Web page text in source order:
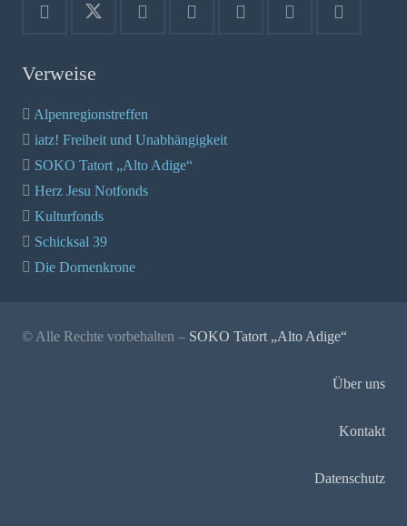
Verweise
Alpenregionstreffen
iatz! Freiheit und Unabhängigkeit
SOKO Tatort „Alto Adige“
Herz Jesu Notfonds
Kulturfonds
Schicksal 39
Die Dornenkrone
© Alle Rechte vorbehalten – SOKO Tatort „Alto Adige“
Über uns
Kontakt
Datenschutz